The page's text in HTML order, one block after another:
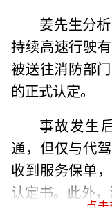
姜先生分
持续高速行驶
被送往消防部
的正式认定。
事故发生
通，但仅与代
收到服务保单
认定书。此外